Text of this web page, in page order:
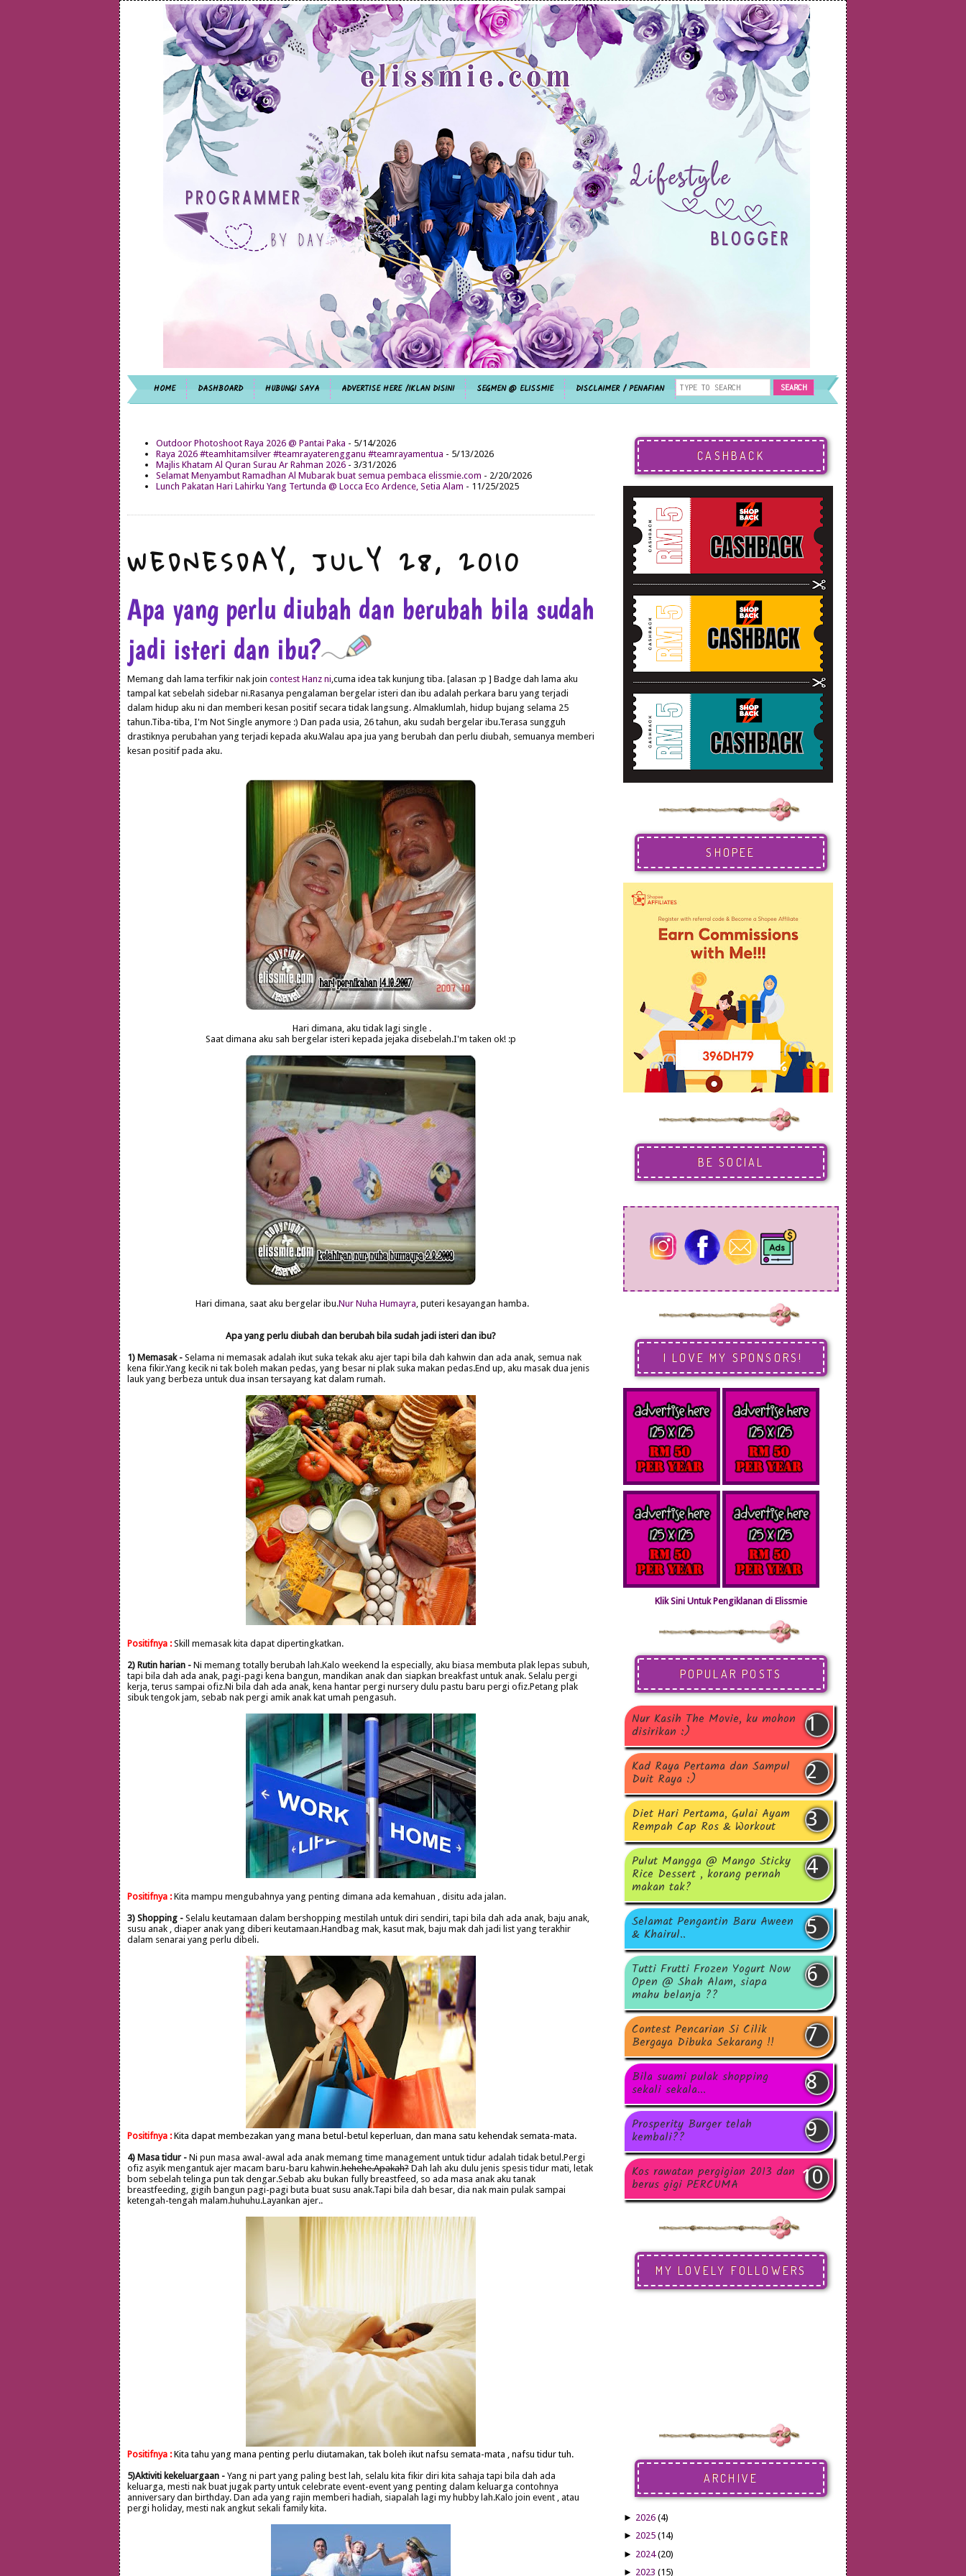
HOME DASHBOARD HUBUNGI SAYA ADVERTISE HERE /IKLAN DISINI SEGMEN @ ELISSMIE DISCLAIMER / PENAFIAN
Outdoor Photoshoot Raya 2026 @ Pantai Paka - 5/14/2026
Raya 2026 #teamhitamsilver #teamrayaterengganu #teamrayamentua - 5/13/2026
Majlis Khatam Al Quran Surau Ar Rahman 2026 - 3/31/2026
Selamat Menyambut Ramadhan Al Mubarak buat semua pembaca elissmie.com - 2/20/2026
Lunch Pakatan Hari Lahirku Yang Tertunda @ Locca Eco Ardence, Setia Alam - 11/25/2025
WEDNESDAY, JULY 28, 2010
Apa yang perlu diubah dan berubah bila sudah
jadi isteri dan ibu?
Memang dah lama terfikir nak join contest Hanz ni,cuma idea tak kunjung tiba. [alasan :p ] Badge dah lama aku
tampal kat sebelah sidebar ni.Rasanya pengalaman bergelar isteri dan ibu adalah perkara baru yang terjadi
dalam hidup aku ni dan memberi kesan positif secara tidak langsung. Almaklumlah, hidup bujang selama 25
tahun.Tiba-tiba, I'm Not Single anymore :) Dan pada usia, 26 tahun, aku sudah bergelar ibu.Terasa sungguh
drastiknya perubahan yang terjadi kepada aku.Walau apa jua yang berubah dan perlu diubah, semuanya memberi
kesan positif pada aku.
Hari dimana, aku tidak lagi single .
Saat dimana aku sah bergelar isteri kepada jejaka disebelah.I'm taken ok! :p
Hari dimana, saat aku bergelar ibu.Nur Nuha Humayra, puteri kesayangan hamba.
Apa yang perlu diubah dan berubah bila sudah jadi isteri dan ibu?
1) Memasak - Selama ni memasak adalah ikut suka tekak aku ajer tapi bila dah kahwin dan ada anak, semua nak
kena fikir.Yang kecik ni tak boleh makan pedas, yang besar ni plak suka makan pedas.End up, aku masak dua jenis
lauk yang berbeza untuk dua insan tersayang kat dalam rumah.
Positifnya : Skill memasak kita dapat dipertingkatkan.
2) Rutin harian - Ni memang totally berubah lah.Kalo weekend la especially, aku biasa membuta plak lepas subuh,
tapi bila dah ada anak, pagi-pagi kena bangun, mandikan anak dan siapkan breakfast untuk anak. Selalu pergi
kerja, terus sampai ofiz.Ni bila dah ada anak, kena hantar pergi nursery dulu pastu baru pergi ofiz.Petang plak
sibuk tengok jam, sebab nak pergi amik anak kat umah pengasuh.
Positifnya : Kita mampu mengubahnya yang penting dimana ada kemahuan , disitu ada jalan.
3) Shopping - Selalu keutamaan dalam bershopping mestilah untuk diri sendiri, tapi bila dah ada anak, baju anak,
susu anak , diaper anak yang diberi keutamaan.Handbag mak, kasut mak, baju mak dah jadi list yang terakhir
dalam senarai yang perlu dibeli.
Positifnya : Kita dapat membezakan yang mana betul-betul keperluan, dan mana satu kehendak semata-mata.
4) Masa tidur - Ni pun masa awal-awal ada anak memang time management untuk tidur adalah tidak betul.Pergi
ofiz asyik mengantuk ajer macam baru-baru kahwin.hehehe.Apakah? Dah lah aku dulu jenis spesis tidur mati, letak
bom sebelah telinga pun tak dengar.Sebab aku bukan fully breastfeed, so ada masa anak aku tanak
breastfeeding, gigih bangun pagi-pagi buta buat susu anak.Tapi bila dah besar, dia nak main pulak sampai
ketengah-tengah malam.huhuhu.Layankan ajer..
Positifnya : Kita tahu yang mana penting perlu diutamakan, tak boleh ikut nafsu semata-mata , nafsu tidur tuh.
5)Aktiviti kekeluargaan - Yang ni part yang paling best lah, selalu kita fikir diri kita sahaja tapi bila dah ada
keluarga, mesti nak buat jugak party untuk celebrate event-event yang penting dalam keluarga contohnya
anniversary dan birthday. Dan ada yang rajin memberi hadiah, siapalah lagi my hubby lah.Kalo join event , atau
pergi holiday, mesti nak angkut sekali family kita.
CASHBACK
SHOPEE
BE SOCIAL
I LOVE MY SPONSORS!
Klik Sini Untuk Pengiklanan di Elissmie
POPULAR POSTS
Nur Kasih The Movie, ku mohon
disirikan :)
Kad Raya Pertama dan Sampul
Duit Raya :)
Diet Hari Pertama, Gulai Ayam
Rempah Cap Ros & Workout
Pulut Mangga @ Mango Sticky
Rice Dessert , korang pernah
makan tak?
Selamat Pengantin Baru Aween
& Khairul..
Tutti Frutti Frozen Yogurt Now
Open @ Shah Alam, siapa
mahu belanja ??
Contest Pencarian Si Cilik
Bergaya Dibuka Sekarang !!
Bila suami pulak shopping
sekali sekala...
Prosperity Burger telah
kembali??
Kos rawatan pergigian 2013 dan
berus gigi PERCUMA
MY LOVELY FOLLOWERS
ARCHIVE
► 2026 (4)
► 2025 (14)
► 2024 (20)
► 2023 (15)